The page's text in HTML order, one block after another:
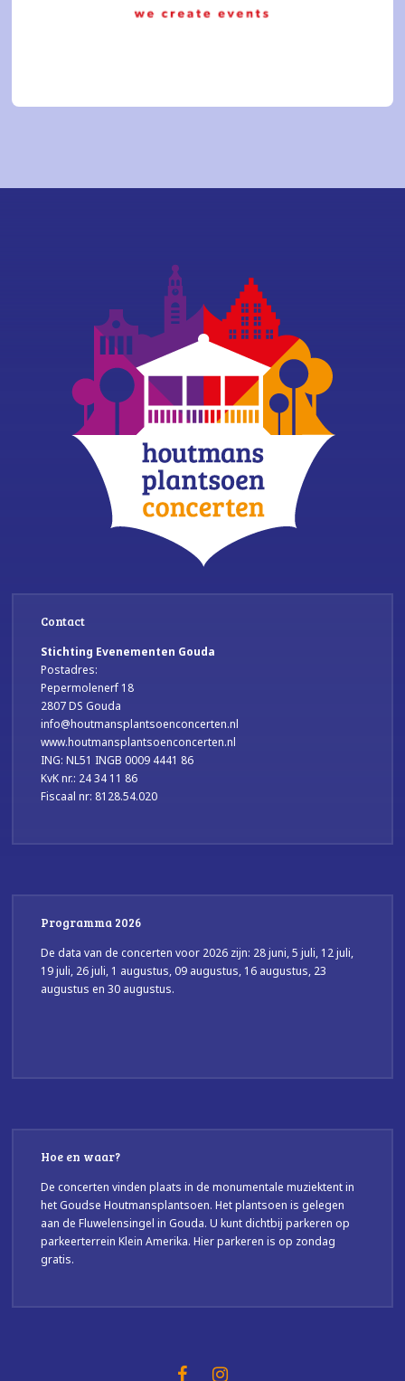
Contact
Stichting Evenementen Gouda
Postadres:
Pepermolenerf 18
2807 DS Gouda
info@houtmansplantsoenconcerten.nl
www.houtmansplantsoenconcerten.nl
ING: NL51 INGB 0009 4441 86
KvK nr.: 24 34 11 86
Fiscaal nr: 8128.54.020
Programma 2026
De data van de concerten voor 2026 zijn: 28 juni, 5 juli, 12 juli,
19 juli, 26 juli, 1 augustus, 09 augustus, 16 augustus, 23
augustus en 30 augustus.
Hoe en waar?
De concerten vinden plaats in de monumentale muziektent in
het Goudse Houtmansplantsoen. Het plantsoen is gelegen
aan de Fluwelensingel in Gouda. U kunt dichtbij parkeren op
parkeerterrein Klein Amerika. Hier parkeren is op zondag
gratis.